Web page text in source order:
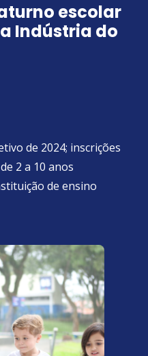
escolar
Indústria do
de 2024; inscrições
2 a 10 anos
de ensino